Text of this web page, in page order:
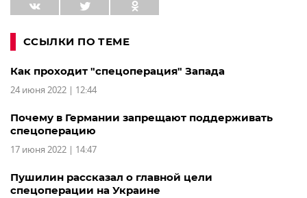
ССЫЛКИ ПО ТЕМЕ
Как проходит "спецоперация" Запада
24 июня 2022 | 12:44
Почему в Германии запрещают поддерживать
спецоперацию
17 июня 2022 | 14:47
Пушилин рассказал о главной цели
спецоперации на Украине